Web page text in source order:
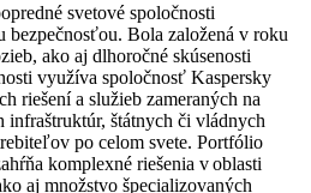
svetové spoločnosti
bezpečnosťou. Bola založená v roku
ako aj dlhoročné skúsenosti
využíva spoločnosť Kaspersky
riešení a služieb zameraných na
štátnych či vládnych
po celom svete. Portfólio
komplexné riešenia v oblasti
aj množstvo špecializovaných